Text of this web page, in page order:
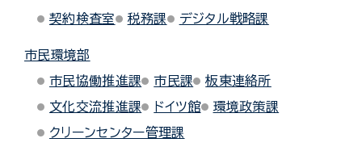
契約検査室
税務課 デジタル戦略課
市民環境部
市民協働推進課
市民課
板東連絡所
文化交流推進課
ドイツ館
環境政策課
クリーンセンター管理課